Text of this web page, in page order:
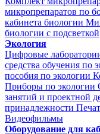
микропрепаратов по
кабинета биологии
биологии с подсветкой
Экология
Цифровые
средства обучения по
пособия по экологии
Приборы по экологии
занятий и проектной
принадлежности
Видеофильмы
Оборудование для